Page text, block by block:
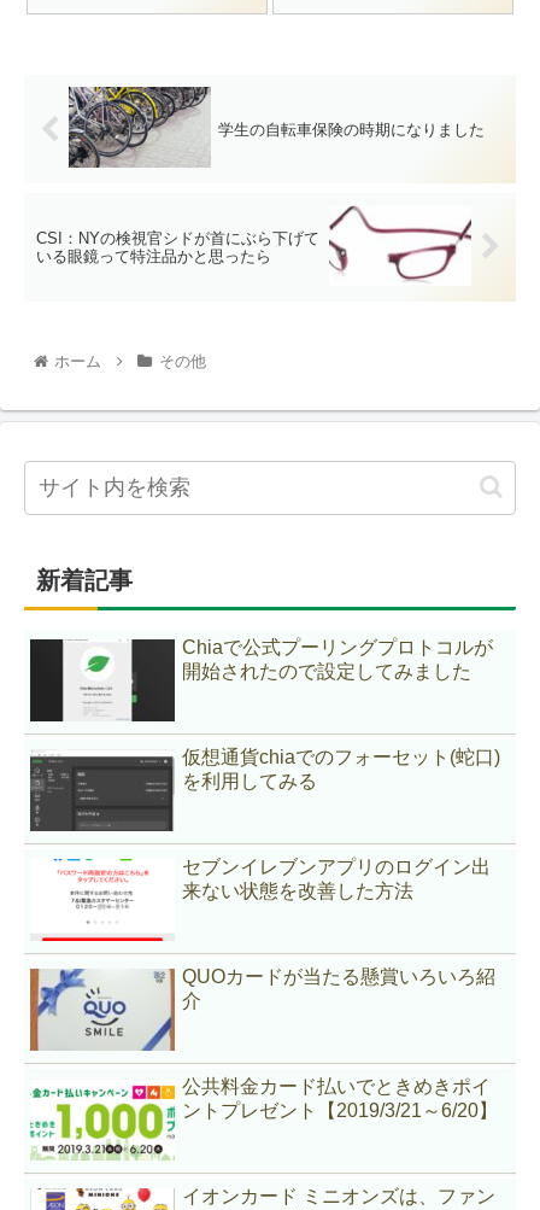
学生の自転車保険の時期になりました
CSI：NYの検視官シドが首にぶら下げて
いる眼鏡って特注品かと思ったら
ホーム その他
新着記事
Chiaで公式プーリングプロトコルが
開始されたので設定してみました
仮想通貨chiaでのフォーセット(蛇口)
を利用してみる
セブンイレブンアプリのログイン出
来ない状態を改善した方法
QUOカードが当たる懸賞いろいろ紹
介
公共料金カード払いでときめきポイ
ントプレゼント【2019/3/21～6/20】
イオンカード ミニオンズは、ファン